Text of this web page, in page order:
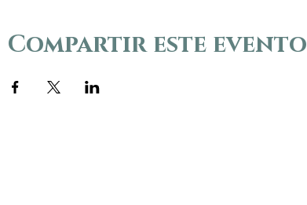
Compartir este evento